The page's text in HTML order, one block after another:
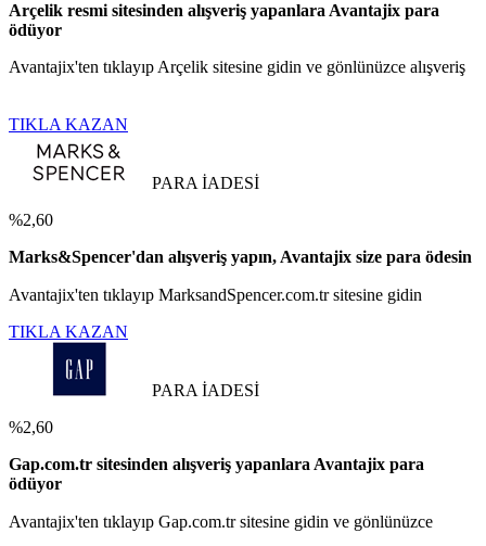
Arçelik resmi sitesinden alışveriş yapanlara Avantajix para
ödüyor
Avantajix'ten tıklayıp Arçelik sitesine gidin ve gönlünüzce alışveriş
TIKLA KAZAN
PARA İADESİ
%2,60
Marks&Spencer'dan alışveriş yapın, Avantajix size para ödesin
Avantajix'ten tıklayıp MarksandSpencer.com.tr sitesine gidin
TIKLA KAZAN
PARA İADESİ
%2,60
Gap.com.tr sitesinden alışveriş yapanlara Avantajix para
ödüyor
Avantajix'ten tıklayıp Gap.com.tr sitesine gidin ve gönlünüzce